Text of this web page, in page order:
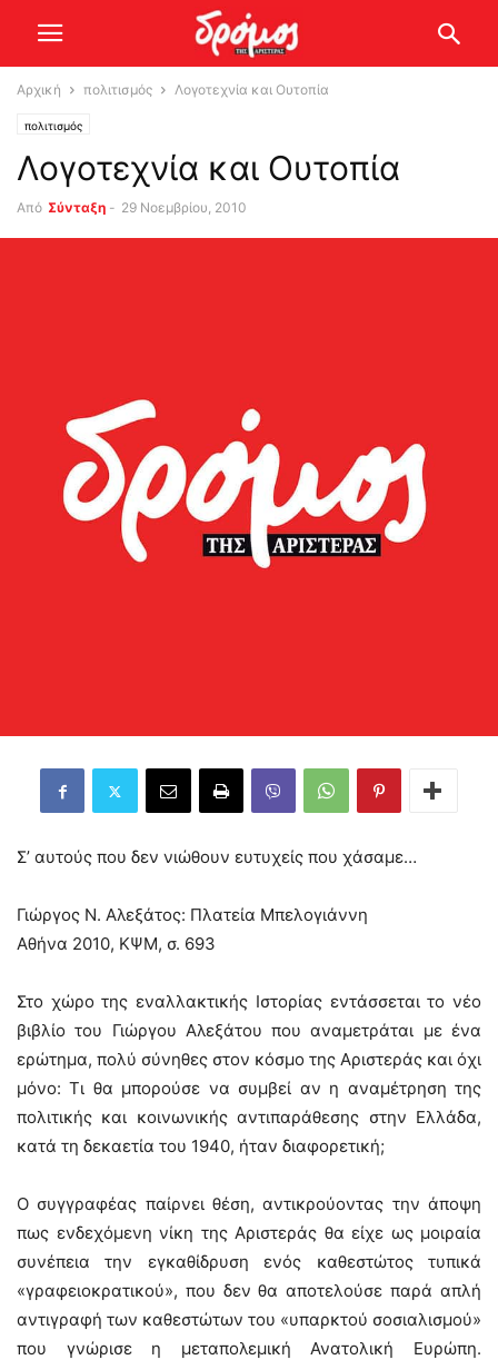
Αρχική πολιτισμός Λογοτεχνία και Ουτοπία
πολιτισμός
Λογοτεχνία και Ουτοπία
Από Σύνταξη - 29 Νοεμβρίου, 2010
Σ’ αυτούς που δεν νιώθουν ευτυχείς που χάσαμε…
Γιώργος Ν. Αλεξάτος: Πλατεία Μπελογιάννη
Αθήνα 2010, ΚΨΜ, σ. 693
Στο χώρο της εναλλακτικής Ιστορίας εντάσσεται το νέο
βιβλίο του Γιώργου Αλεξάτου που αναμετράται με ένα
ερώτημα, πολύ σύνηθες στον κόσμο της Αριστεράς και όχι
μόνο: Τι θα μπορούσε να συμβεί αν η αναμέτρηση της
πολιτικής και κοινωνικής αντιπαράθεσης στην Ελλάδα,
κατά τη δεκαετία του 1940, ήταν διαφορετική;
Ο συγγραφέας παίρνει θέση, αντικρούοντας την άποψη
πως ενδεχόμενη νίκη της Αριστεράς θα είχε ως μοιραία
συνέπεια την εγκαθίδρυση ενός καθεστώτος τυπικά
«γραφειοκρατικού», που δεν θα αποτελούσε παρά απλή
αντιγραφή των καθεστώτων του «υπαρκτού σοσιαλισμού»
που γνώρισε η μεταπολεμική Ανατολική Ευρώπη.